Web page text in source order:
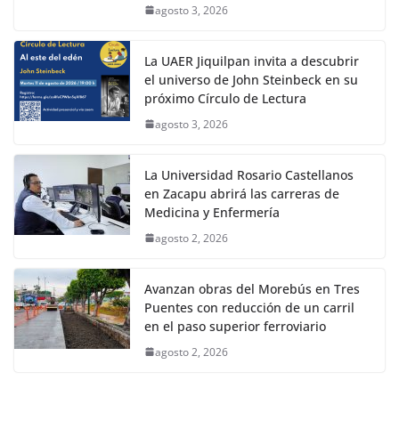
agosto 3, 2026
La UAER Jiquilpan invita a descubrir
el universo de John Steinbeck en su
próximo Círculo de Lectura
agosto 3, 2026
La Universidad Rosario Castellanos
en Zacapu abrirá las carreras de
Medicina y Enfermería
agosto 2, 2026
Avanzan obras del Morebús en Tres
Puentes con reducción de un carril
en el paso superior ferroviario
agosto 2, 2026